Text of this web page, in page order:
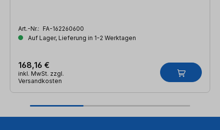
Art.-Nr.: FA-162260600
Auf Lager, Lieferung in 1-2 Werktagen
168,16 €
inkl. MwSt. zzgl.
Versandkosten